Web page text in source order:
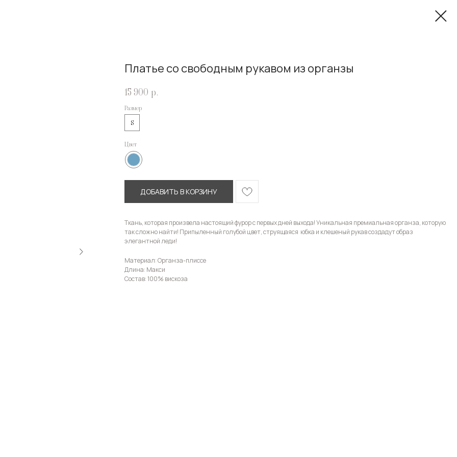
Платье со свободным рукавом из органзы
15 900 р.
Размер
S
Цвет
ДОБАВИТЬ В КОРЗИНУ
Ткань, которая произвела настоящий фурор с первых дней выхода! Уникальная премиальная органза, которую
так сложно найти! Припыленный голубой цвет, струящаяся юбка и клешеный рукав создадут образ
элегантной леди!
Материал: Органза-плиссе
Длина: Макси
Состав: 100% вискоза